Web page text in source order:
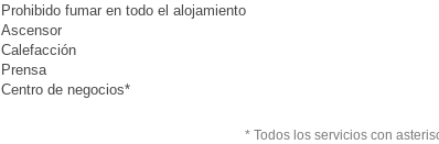
Prohibido fumar en todo el alojamiento
Ascensor
Calefacción
Prensa
Centro de negocios*
* Todos los servicios con